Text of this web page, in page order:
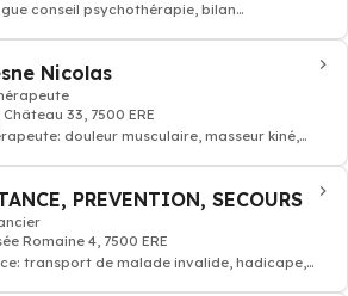
conseil psychothérapie, bilan
Nicolas
Château 33, 7500 ERE
douleur musculaire, masseur kiné,
PREVENTION, SECOURS
Romaine 4, 7500 ERE
transport de malade invalide, hadicape,